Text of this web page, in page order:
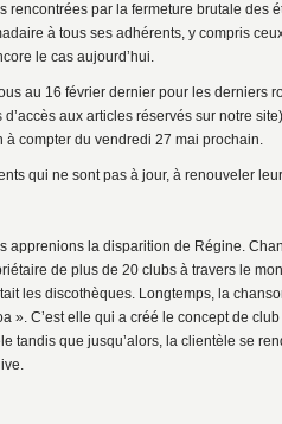
rencontrées par la fermeture brutale des
à tous ses adhérents, y compris
le cas aujourd’hui.
au 16 février dernier pour les derniers
aux articles réservés sur notre
compter du vendredi 27 mai prochain.
qui ne sont pas à jour, à renouveler
apprenions la disparition de Régine.
de plus de 20 clubs à travers le
les discothèques. Longtemps, la
». C’est elle qui a créé le concept de
tandis que jusqu’alors, la clientèle se